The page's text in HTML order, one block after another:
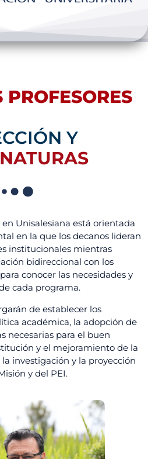
PROFESORES
Y
Unisalesiana está orientada
en la que los decanos lideran
institucionales mientras
bidireccional con los
conocer las necesidades y
cada programa.
de establecer los
académica, la adopción de
necesarias para el buen
y el mejoramiento de la
investigación y la proyección
y del PEI.